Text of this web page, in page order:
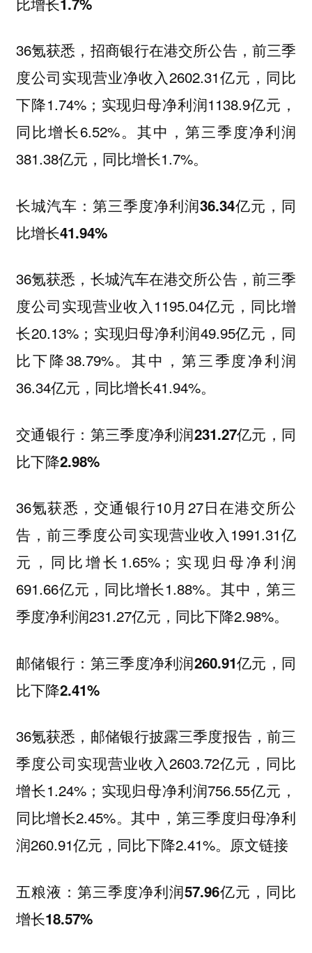
36氪获悉，招商银行在港交所公告，前三季
度公司实现营业净收入2602.31亿元，同比
下降1.74%；实现归母净利润1138.9亿元，
同比增长6.52%。其中，第三季度净利润
381.38亿元，同比增长1.7%。
长城汽车：第三季度净利润36.34亿元，同
比增长41.94%
36氪获悉，长城汽车在港交所公告，前三季
度公司实现营业收入1195.04亿元，同比增
长20.13%；实现归母净利润49.95亿元，同
比下降38.79%。其中，第三季度净利润
36.34亿元，同比增长41.94%。
交通银行：第三季度净利润231.27亿元，同
比下降2.98%
36氪获悉，交通银行10月27日在港交所公
告，前三季度公司实现营业收入1991.31亿
元，同比增长1.65%；实现归母净利润
691.66亿元，同比增长1.88%。其中，第三
季度净利润231.27亿元，同比下降2.98%。
邮储银行：第三季度净利润260.91亿元，同
比下降2.41%
36氪获悉，邮储银行披露三季度报告，前三
季度公司实现营业收入2603.72亿元，同比
增长1.24%；实现归母净利润756.55亿元，
同比增长2.45%。其中，第三季度归母净利
润260.91亿元，同比下降2.41%。原文链接
五粮液：第三季度净利润57.96亿元，同比
增长18.57%